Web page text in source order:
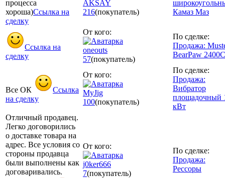
процесса
хороша)Ссылка на
сделку
AKSAY
216(покупатель)
Камаз Маз
Ссылка на
сделку
От кого:
oneouts
57(покупатель)
По сделке:
Продажа:
BearPaw
Все ОК
Ссылка
на сделку
От кого:
MyJig
100(покупатель)
По сделке:
Продажа:
Вибратор
площадочный
кВт
Отличный продавец.
Легко договорились
о доставке товара на
адрес. Все условия со
стороны продавца
были выполнены как
договаривались.
От кого:
j0ker666
7(покупатель)
По сделке:
Продажа:
Рессоры